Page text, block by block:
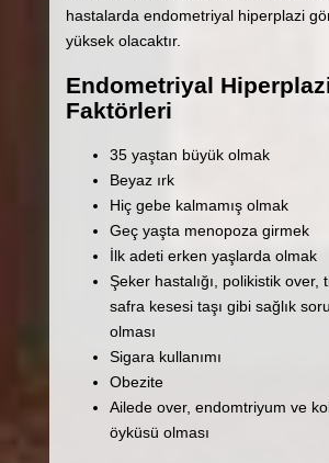
hastalarda endometriyal hiperplazi
yüksek olacaktır.
Endometriyal
Faktörleri
35 yaştan büyük olmak
Beyaz ırk
Hiç gebe kalmamış olmak
Geç yaşta menopoza girmek
İlk adeti erken yaşlarda olmak
Şeker hastalığı, polikistik over,
safra kesesi taşı gibi sağlık
olması
Sigara kullanımı
Obezite
Ailede over, endomtriyum ve
öyküsü olması